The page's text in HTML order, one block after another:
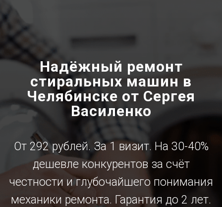
Надёжный ремонт
стиральных машин в
Челябинске от Сергея
Василенко
От 292 рублей. За 1 визит. На 30-40%
дешевле конкурентов за счёт
честности и глубочайшего понимания
механики ремонта. Гарантия до 2 лет.